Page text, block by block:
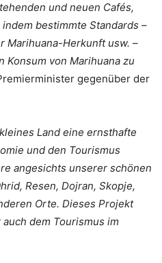
und neuen Cafés,
bestimmte Standards –
Marihuana-Herkunft usw. –
Konsum von Marihuana zu
gegenüber der
Land eine ernsthafte
und den Tourismus
angesichts unserer schönen
Resen, Dojran, Skopje,
Orte. Dieses Projekt
dem Tourismus im